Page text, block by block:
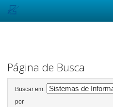
Página de Busca
Buscar em:
por